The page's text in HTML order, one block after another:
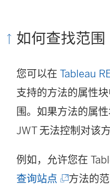
如何查找范围
您可以在 Tableau
支持的方法的属性
围。如果方法的属
JWT 无法控制对该
例如，允许您在
查询站点 (
方法的